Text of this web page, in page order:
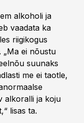
alkoholi ja
vaadata ka
riigikogus
„Ma ei nõustu
suunaks
me ei taotle,
alkoralli ja koju
lisas ta.